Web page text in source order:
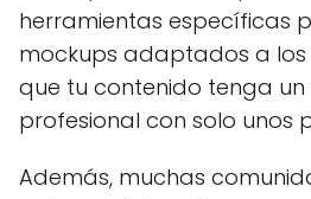
herramientas específicas
mockups adaptados a los
que tu contenido tenga
profesional con solo unos
Además, muchas